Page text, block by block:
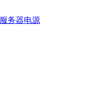
服务器电源